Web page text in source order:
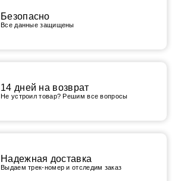
Безопасно
Все данные защищены
14 дней на возврат
Не устроил товар? Решим все вопросы
Надежная доставка
Выдаем трек-номер и отследим заказ